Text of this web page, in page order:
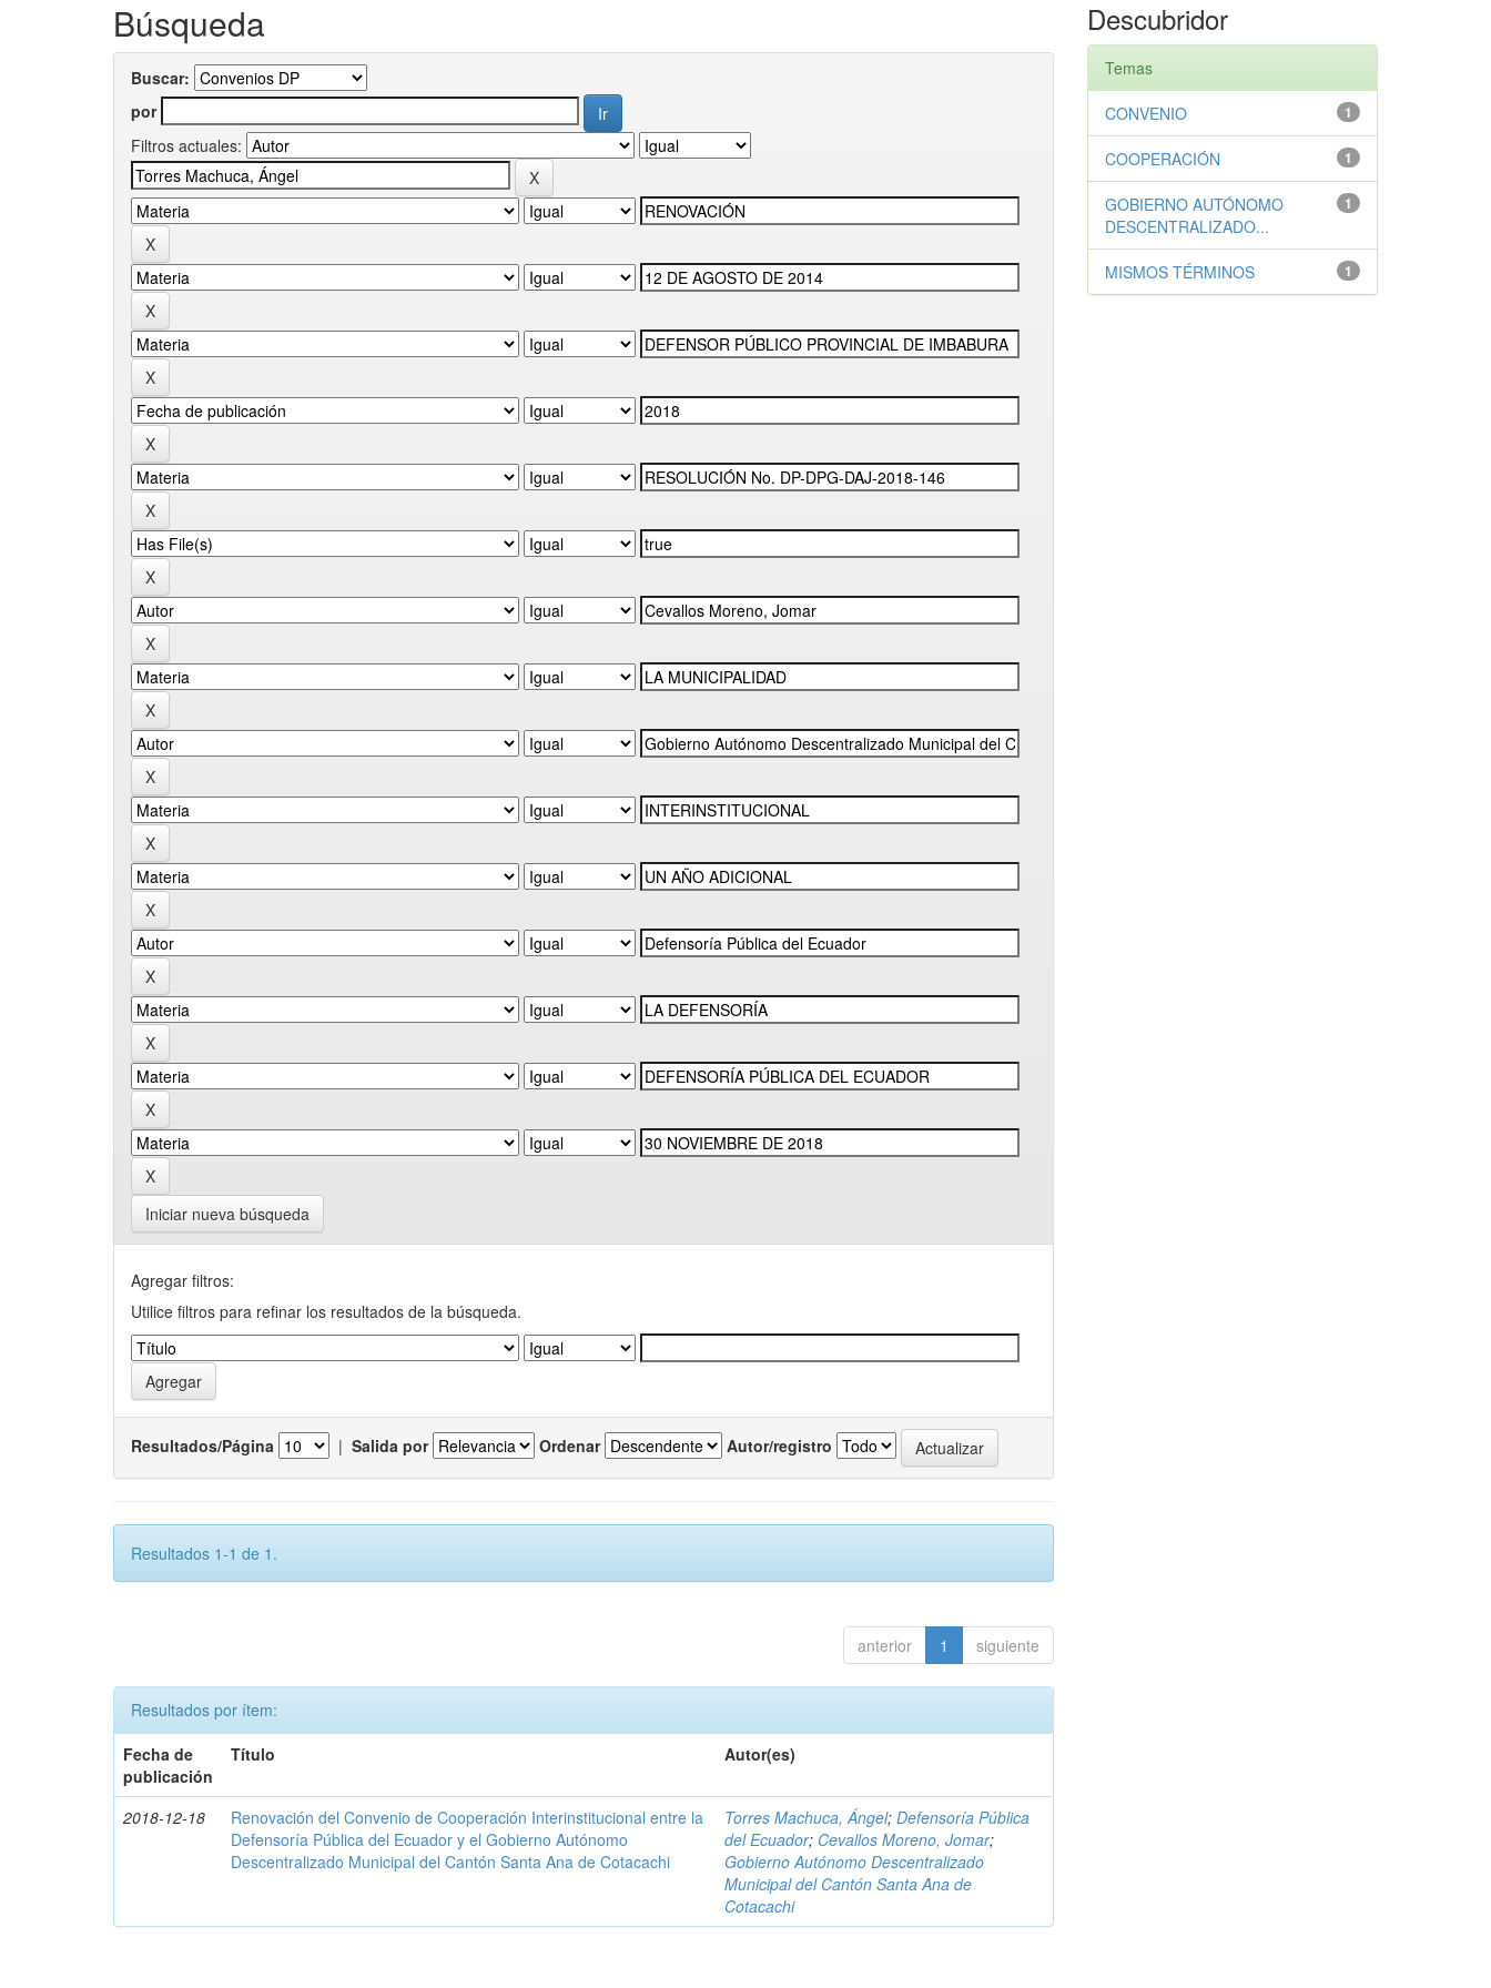
Búsqueda
Buscar:
por
Filtros actuales:
Iniciar nueva búsqueda
Agregar filtros:
Utilice filtros para refinar los resultados de la búsqueda.
Resultados/Página | Salida por Ordenar Autor/registro
Resultados 1-1 de 1.
anterior 1 siguiente
Resultados por ítem:
Fecha de
publicación
Título Autor(es)
2018-12-18
Renovación del Convenio de Cooperación Interinstitucional entre la
Defensoría Pública del Ecuador y el Gobierno Autónomo
Descentralizado Municipal del Cantón Santa Ana de Cotacachi
Torres Machuca, Ángel;Defensoría Pública
del Ecuador; Cevallos Moreno, Jomar;
Gobierno Autónomo Descentralizado
Municipal del Cantón Santa Ana de
Cotacachi
Descubridor
Temas
1
CONVENIO
1
COOPERACIÓN
1
GOBIERNO AUTÓNOMO
DESCENTRALIZADO...
1
MISMOS TÉRMINOS